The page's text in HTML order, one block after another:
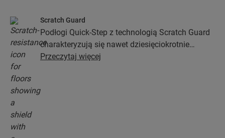
Scratch Guard
Podłogi Quick-Step z technologią Scratch Guard
charakteryzują się nawet dziesięciokrotnie
większą odpornością na zarysowania niż podłogi
Przeczytaj więcej